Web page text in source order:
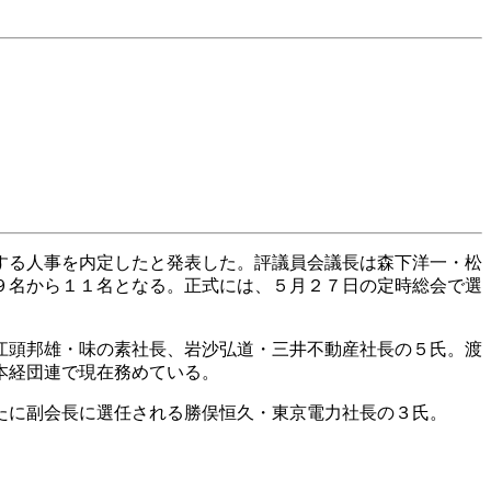
人事を内定したと発表した。評議員会議長は森下洋一・松
から１１名となる。正式には、５月２７日の定時総会で選
邦雄・味の素社長、岩沙弘道・三井不動産社長の５氏。渡
団連で現在務めている。
副会長に選任される勝俣恒久・東京電力社長の３氏。